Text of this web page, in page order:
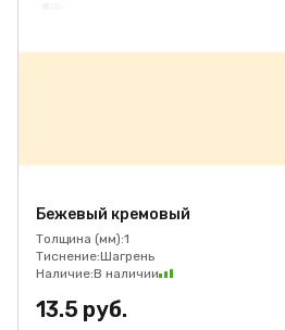
Бежевый кремовый
Толщина (мм):1
Тиснение:Шагрень
Наличие:В наличии
13.5 руб.